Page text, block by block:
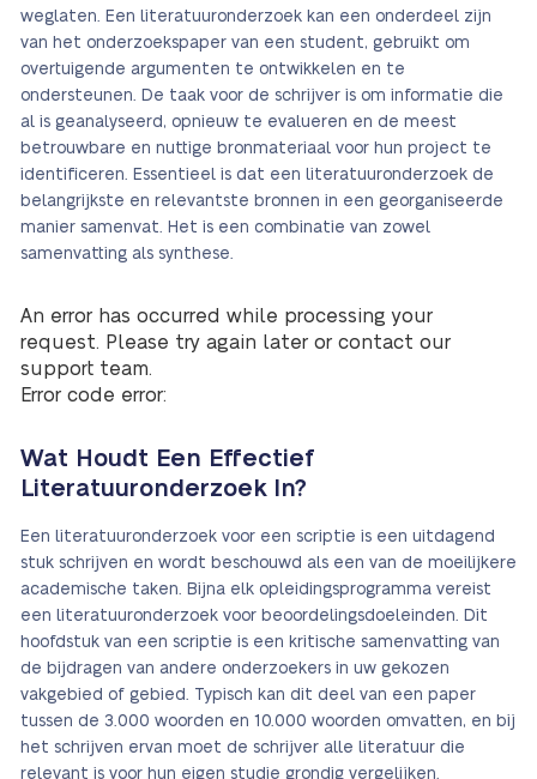
weglaten. Een literatuuronderzoek kan een onderdeel zijn
van het onderzoekspaper van een student, gebruikt om
overtuigende argumenten te ontwikkelen en te
ondersteunen. De taak voor de schrijver is om informatie die
al is geanalyseerd, opnieuw te evalueren en de meest
betrouwbare en nuttige bronmateriaal voor hun project te
identificeren. Essentieel is dat een literatuuronderzoek de
belangrijkste en relevantste bronnen in een georganiseerde
manier samenvat. Het is een combinatie van zowel
samenvatting als synthese.
An error has occurred while processing your
request. Please try again later or contact our
support team.
Error code error:
Wat Houdt Een Effectief
Literatuuronderzoek In?
Een literatuuronderzoek voor een scriptie is een uitdagend
stuk schrijven en wordt beschouwd als een van de moeilijkere
academische taken. Bijna elk opleidingsprogramma vereist
een literatuuronderzoek voor beoordelingsdoeleinden. Dit
hoofdstuk van een scriptie is een kritische samenvatting van
de bijdragen van andere onderzoekers in uw gekozen
vakgebied of gebied. Typisch kan dit deel van een paper
tussen de 3.000 woorden en 10.000 woorden omvatten, en bij
het schrijven ervan moet de schrijver alle literatuur die
relevant is voor hun eigen studie grondig vergelijken.